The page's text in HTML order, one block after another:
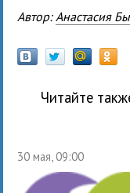
Автор: Анастасия
Читайте
30 мая, 09:00